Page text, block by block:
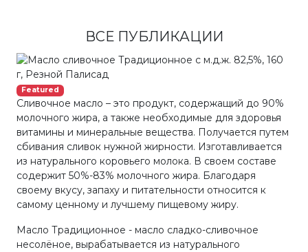
ВСЕ ПУБЛИКАЦИИ
Featured
Сливочное масло – это продукт, содержащий до 90%
молочного жира, а также необходимые для здоровья
витамины и минеральные вещества. Получается путем
сбивания сливок нужной жирности. Изготавливается
из натурального коровьего молока. В своем составе
содержит 50%-83% молочного жира. Благодаря
своему вкусу, запаху и питательности относится к
самому ценному и лучшему пищевому жиру.
Масло Традиционное - масло сладко-сливочное
несолёное, вырабатывается из натурального